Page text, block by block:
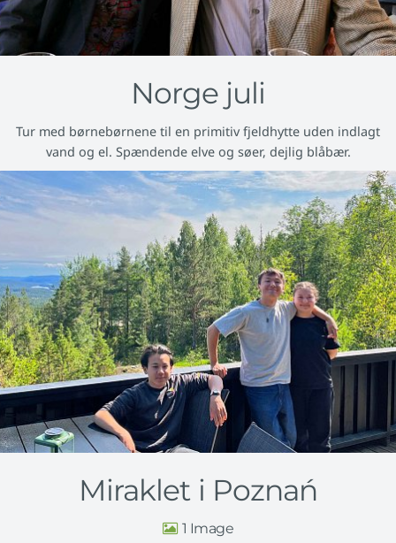
Norge juli
Tur med børnebørnene til en primitiv fjeldhytte uden indlagt
vand og el. Spændende elve og søer, dejlig blåbær.
Miraklet i Poznań
1